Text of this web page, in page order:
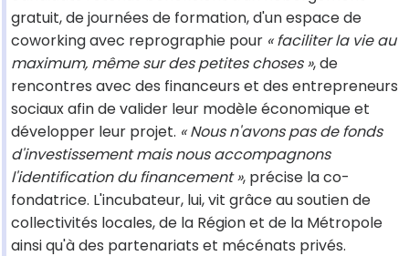
gratuit, de journées de formation, d'un espace de
coworking avec reprographie pour « faciliter la vie au
maximum, même sur des petites choses », de
rencontres avec des financeurs et des entrepreneurs
sociaux afin de valider leur modèle économique et
développer leur projet. « Nous n'avons pas de fonds
d'investissement mais nous accompagnons
l'identification du financement », précise la co-
fondatrice. L'incubateur, lui, vit grâce au soutien de
collectivités locales, de la Région et de la Métropole
ainsi qu'à des partenariats et mécénats privés.